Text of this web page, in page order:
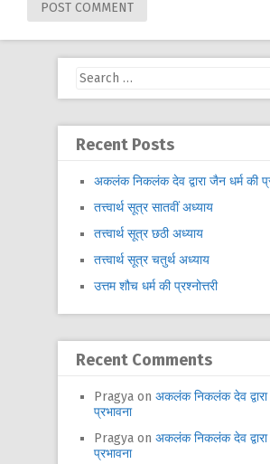
Search
Recent Posts
अकलंक निकलंक देव द्वारा जैन धर्म की
तत्त्वार्थ सूत्र सातवीं अध्याय
तत्त्वार्थ सूत्र छठी अध्याय
तत्त्वार्थ सूत्र चतुर्थ अध्याय
उत्तम शौच धर्म की प्रश्नोत्तरी
Recent Comments
Pragya on अकलंक निकलंक देव द्वारा
प्रभावना
Pragya on अकलंक निकलंक देव द्वारा
प्रभावना